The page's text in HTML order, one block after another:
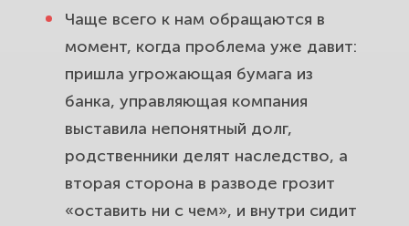
Чаще всего к нам обращаются в
момент, когда проблема уже давит:
пришла угрожающая бумага из
банка, управляющая компания
выставила непонятный долг,
родственники делят наследство, а
вторая сторона в разводе грозит
«оставить ни с чем», и внутри сидит